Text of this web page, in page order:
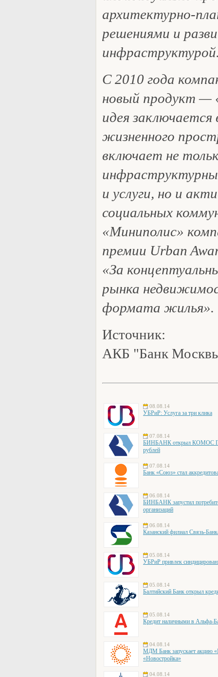
архитектурно-
решениями и
С 2010 года
новый продукт —
идея заключается
жизненного
включает не
и услуги, но и
социальных
«Миниполис»
премии Urban
«За
рынка
формата жилья».
Источник:
АКБ "Банк
08.08.14
УБРиР: Услуга за три клика
07.08.14
БИНБАНК открыл КОМОС
рублей
07.08.14
Банк «Союз» стал
06.08.14
БИНБАНК запустил
организаций
06.08.14
Казанский филиал Связь-
05.08.14
УБРиР привлек
05.08.14
Балтийский Банк открыл
05.08.14
Кредит наличными в Альфа-
04.08.14
МДМ Банк запускает акцию
«Новостройка»
04.08.14